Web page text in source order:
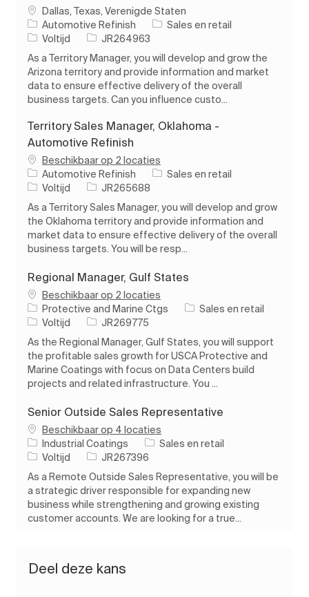
PlaatsDallas, Texas, Verenigde Staten
Automotive Refinish
Categorie
Sales en retail
Soort baan
Voltijd Taak-ID
JR264963
As a Territory Manager, you will develop and grow the
Arizona territory and provide information and market
data to ensure effective delivery of the overall
business targets. Can you influence custo...
Territory Sales Manager, Oklahoma -
Automotive Refinish
Beschikbaar op 2 locaties
Automotive Refinish
Categorie
Sales en retail
Soort baan
Voltijd Taak-ID
JR265688
As a Territory Sales Manager, you will develop and grow
the Oklahoma territory and provide information and
market data to ensure effective delivery of the overall
business targets. You will be resp...
Regional Manager, Gulf States
Beschikbaar op 2 locaties
Protective and Marine Ctgs
Categorie
Sales en retail
Soort baan
Voltijd Taak-ID
JR269775
As the Regional Manager, Gulf States, you will support
the profitable sales growth for USCA Protective and
Marine Coatings with focus on Data Centers build
projects and related infrastructure. You ...
Senior Outside Sales Representative
Beschikbaar op 4 locaties
Industrial Coatings
Categorie
Sales en retail
Soort baan
Voltijd Taak-ID
JR267396
As a Remote Outside Sales Representative, you will be
a strategic driver responsible for expanding new
business while strengthening and growing existing
customer accounts. We are looking for a true...
Deel deze kans